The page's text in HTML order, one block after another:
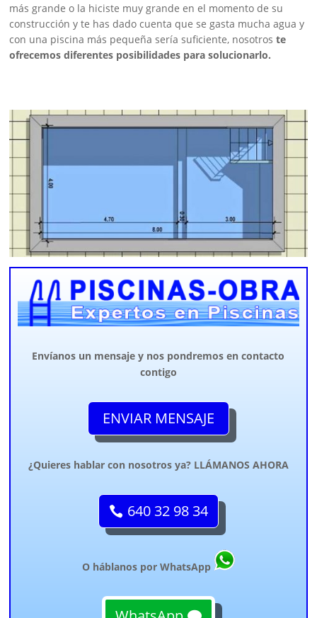
más grande o la hiciste muy grande en el momento de su
construcción y te has dado cuenta que se gasta mucha agua y
con una piscina más pequeña sería suficiente, nosotroste
ofrecemos diferentes posibilidades para solucionarlo.
Envíanos un mensaje y nos pondremos en contacto
contigo
ENVIAR MENSAJE
¿Quieres hablar con nosotros ya? LLÁMANOS AHORA
640 32 98 34
O háblanos por WhatsApp